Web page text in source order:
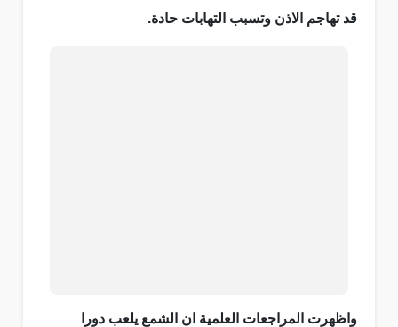
قد تهاجم الاذن وتسبب التهابات حادة.
واظهرت المراجعات العلمية ان الشمع يلعب دورا